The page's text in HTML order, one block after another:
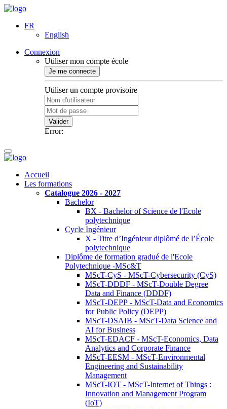
FR
English
Connexion
Utiliser mon compte école
Je me connecte
Utiliser un compte provisoire
Valider
Error:
Accueil
Les formations
Catalogue 2026 - 2027
Bachelor
BX - Bachelor of Science de l'Ecole
polytechnique
Cycle Ingénieur
X - Titre d’Ingénieur diplômé de l’École
polytechnique
Diplôme de formation gradué de l'Ecole
Polytechnique -MSc&T
MScT-CyS - MScT-Cybersecurity (CyS)
MScT-DDDF - MScT-Double Degree
Data and Finance (DDDF)
MScT-DEPP - MScT-Data and Economics
for Public Policy (DEPP)
MScT-DSAIB - MScT-Data Science and
AI for Business
MScT-EDACF - MScT-Economics, Data
Analytics and Corporate Finance
MScT-EESM - MScT-Environmental
Engineering and Sustainability
Management
MScT-IOT - MScT-Internet of Things :
Innovation and Management Program
(IoT)